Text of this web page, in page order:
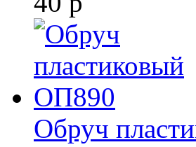
Обруч